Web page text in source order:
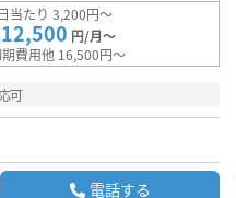
当たり 3,200円～
円/月～
費用他 16,500円～
可
電話する